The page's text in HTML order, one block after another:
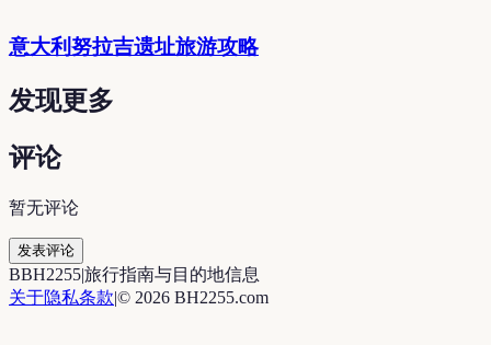
意大利努拉吉遗址旅游攻略
发现更多
评论
暂无评论
发表评论
BBH2255|旅行指南与目的地信息
关于隐私条款|© 2026 BH2255.com